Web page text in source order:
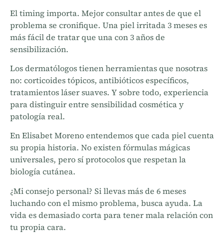
El timing importa. Mejor consultar antes de que el
problema se cronifique. Una piel irritada 3 meses es
más fácil de tratar que una con 3 años de
sensibilización.
Los dermatólogos tienen herramientas que nosotras
no: corticoides tópicos, antibióticos específicos,
tratamientos láser suaves. Y sobre todo, experiencia
para distinguir entre sensibilidad cosmética y
patología real.
EnElisabet Morenoentendemos que cada piel cuenta
su propia historia. No existen fórmulas mágicas
universales, pero sí protocolos que respetan la
biología cutánea.
¿Mi consejo personal? Si llevas más de 6 meses
luchando con el mismo problema, busca ayuda. La
vida es demasiado corta para tener mala relación con
tu propia cara.